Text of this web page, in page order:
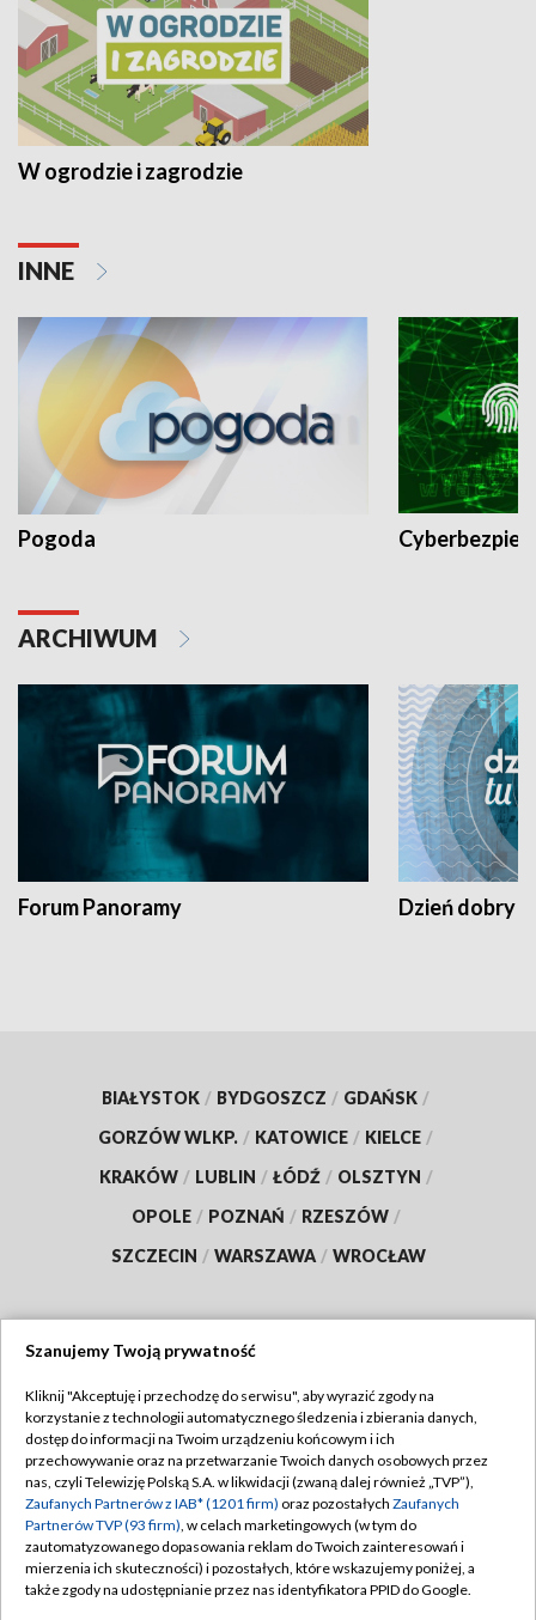
W ogrodzie i zagrodzie
INNE
Pogoda
ARCHIWUM
Forum Panoramy Dzień dobry
BIAŁYSTOK / BYDGOSZCZ / GDAŃSK /
GORZÓW WLKP. / KATOWICE / KIELCE /
KRAKÓW / LUBLIN / ŁÓDŹ / OLSZTYN /
OPOLE / POZNAŃ / RZESZÓW /
SZCZECIN / WARSZAWA / WROCŁAW
TVP
Abonament TVP
Emisja w TVP
Centrum informacji TVP
Naziemna Telewizja Cyfrowa
Regulamin TVP
Polityka prywatności
Moje zgody
Pomoc
Szanujemy Twoją prywatność
Kliknij "Akceptuję i przechodzę do serwisu", aby wyrazić zgody na
korzystanie z technologii automatycznego śledzenia i zbierania danych,
dostęp do informacji na Twoim urządzeniu końcowym i ich
przechowywanie oraz na przetwarzanie Twoich danych osobowych przez
nas, czyli Telewizję Polską S.A. w likwidacji (zwaną dalej również „TVP”),
Zaufanych Partnerów z IAB* (1201 firm) oraz pozostałych Zaufanych
Partnerów TVP (93 firm), w celach marketingowych (w tym do
zautomatyzowanego dopasowania reklam do Twoich zainteresowań i
mierzenia ich skuteczności) i pozostałych, które wskazujemy poniżej, a
także zgody na udostępnianie przez nas identyfikatora PPID do Google.